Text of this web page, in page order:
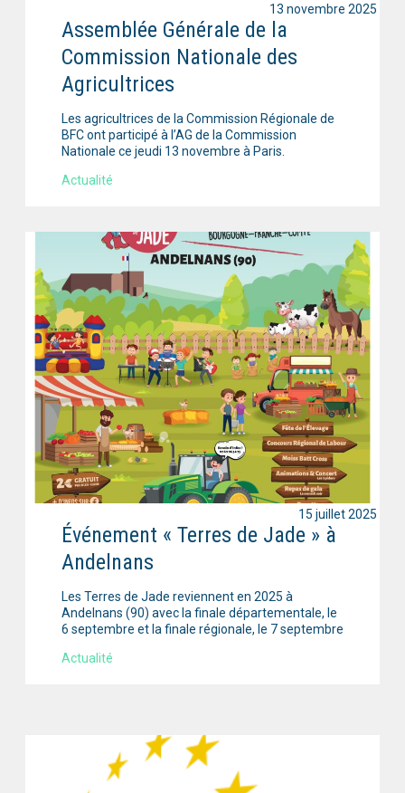
Assemblée Générale de la
Commission Nationale des
Agricultrices
Les agricultrices de la Commission Régionale de
BFC ont participé à l’AG de la Commission
Nationale ce jeudi 13 novembre à Paris.
Actualité
13 novembre 2025
Événement « Terres de Jade » à
Andelnans
Les Terres de Jade reviennent en 2025 à
Andelnans (90) avec la finale départementale, le
6 septembre et la finale régionale, le 7 septembre
Actualité
15 juillet 2025